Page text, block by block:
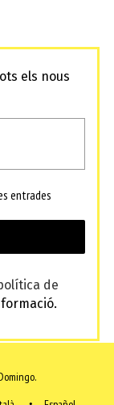
els nous
entrades
de